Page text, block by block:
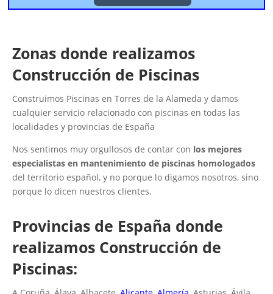
Zonas donde realizamos
Construcción de Piscinas
Construimos Piscinas en Torres de la Alameda y damos
cualquier servicio relacionado con piscinas en todas las
localidades y provincias de España
Nos sentimos muy orgullosos de contar con los mejores
especialistas en mantenimiento de piscinas homologados
del territorio español, y no porque lo digamos nosotros, sino
porque lo dicen nuestros clientes.
Provincias de España donde
realizamos Construcción de
Piscinas: